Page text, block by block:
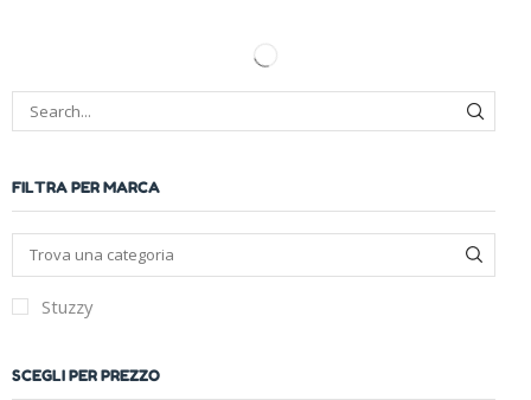
FILTRA PER MARCA
Stuzzy
SCEGLI PER PREZZO